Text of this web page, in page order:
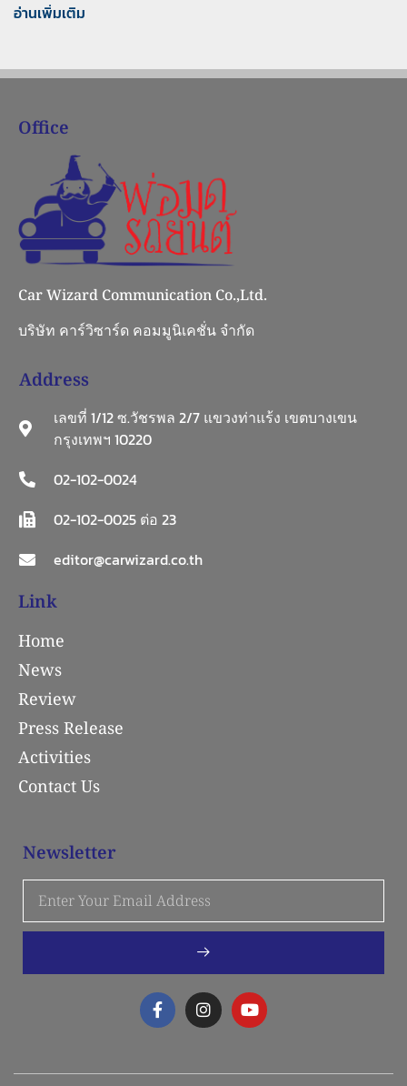
อ่านเพิ่มเติม
Office
Car Wizard Communication Co.,Ltd.
บริษัท คาร์วิซาร์ด คอมมูนิเคชั่น จำกัด
Address
เลขที่ 1/12 ซ.วัชรพล 2/7 แขวงท่าแร้ง เขตบางเขน
กรุงเทพฯ 10220
02-102-0024
02-102-0025 ต่อ 23
editor@carwizard.co.th
Link
Home
News
Review
Press Release
Activities
Contact Us
Newsletter